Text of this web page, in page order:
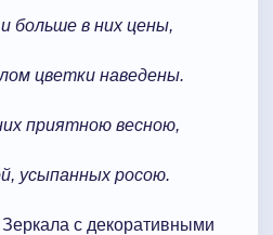
больше в них цены,
цветки наведены.
приятною весною,
усыпанных росою.
с декоративными